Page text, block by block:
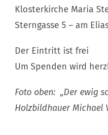
Klosterkirche Maria
Sterngasse 5 – am
Der Eintritt ist frei
Um Spenden wird
Foto oben: „Der ewig
Holzbildhauer Michael